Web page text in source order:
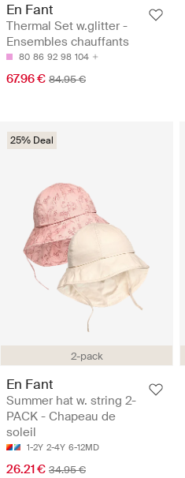
En Fant
Thermal Set w.glitter -
Ensembles chauffants
80 86 92 98 104
67.96 € 84.95 €
2-pack
25% Deal
En Fant
Summer hat w. string 2-
PACK - Chapeau de
soleil
1-2Y 2-4Y 6-12MD
26.21 € 34.95 €